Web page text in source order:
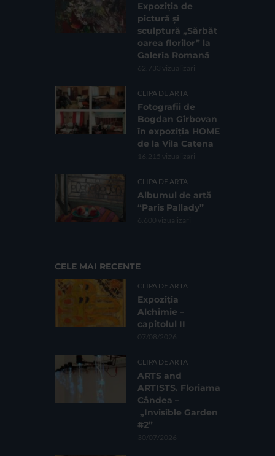
Expoziția de
pictură și
sculptură „Sărbăt
oarea florilor” la
Galeria Romană
62.733 vizualizari
CLIPA DE ARTA
Fotografii de
Bogdan Gîrbovan
în expoziția HOME
de la Vila Catena
16.215 vizualizari
CLIPA DE ARTA
Albumul de artă
“Paris Pallady”
6.600 vizualizari
CELE MAI RECENTE
CLIPA DE ARTA
Expoziția
Alchimie –
capitolul II
07/08/2026
CLIPA DE ARTA
ARTS and
ARTISTS. Floriama
Cândea –
„Invisible Garden
#2”
30/07/2026